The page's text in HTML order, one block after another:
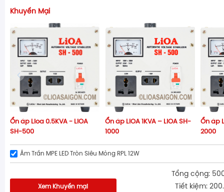
Khuyến Mại
Ổn áp Lioa 0.5KVA - LiOA
SH-500
Ổn áp LIOA 1KVA – LiOA SH-
1000
Ổn áp
2000
Âm Trần MPE LED Tròn Siêu Mỏng RPL 12W
Xem Khuyến mại
Tổng cộng:
Tiết kiệm: